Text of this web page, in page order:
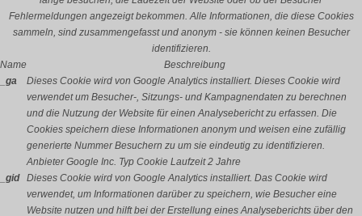
Fehlermeldungen angezeigt bekommen. Alle Informationen, die diese Cookies
sammeln, sind zusammengefasst und anonym - sie können keinen Besucher
identifizieren.
Name
Beschreibung
_ga
Dieses Cookie wird von Google Analytics installiert. Dieses Cookie wird
verwendet um Besucher-, Sitzungs- und Kampagnendaten zu berechnen
und die Nutzung der Website für einen Analysebericht zu erfassen. Die
Cookies speichern diese Informationen anonym und weisen eine zufällig
generierte Nummer Besuchern zu um sie eindeutig zu identifizieren.
Anbieter Google Inc. Typ Cookie Laufzeit 2 Jahre
_gid
Dieses Cookie wird von Google Analytics installiert. Das Cookie wird
verwendet, um Informationen darüber zu speichern, wie Besucher eine
Website nutzen und hilft bei der Erstellung eines Analyseberichts über den